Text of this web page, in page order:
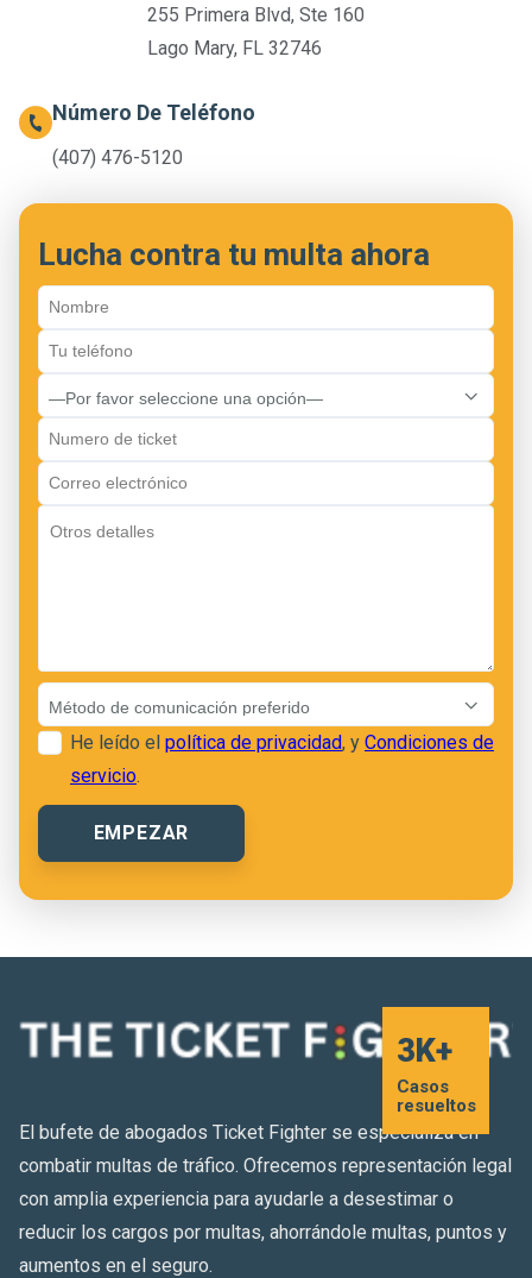
3K+
Casos
resueltos
255 Primera Blvd, Ste 160
Lago Mary, FL 32746
Número De Teléfono
(407) 476-5120
Lucha contra tu multa ahora
He leído el política de privacidad, y Condiciones de
servicio.
El bufete de abogados Ticket Fighter se especializa en
combatir multas de tráfico. Ofrecemos representación legal
con amplia experiencia para ayudarle a desestimar o
reducir los cargos por multas, ahorrándole multas, puntos y
aumentos en el seguro.